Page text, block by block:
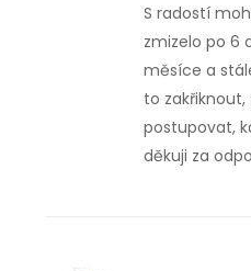
S radostí
zmizelo po 6
měsíce a
to
postupovat,
děkuji za